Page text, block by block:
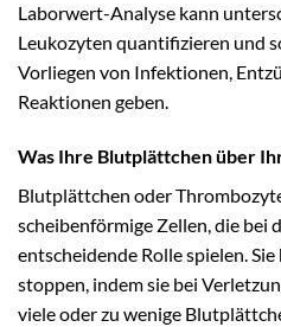
Laborwert-Analyse kann
Leukozyten quantifizieren und
Vorliegen von Infektionen,
Reaktionen geben.
Was Ihre Blutplättchen über
Blutplättchen oder
scheibenförmige Zellen, die bei
entscheidende Rolle spielen.
stoppen, indem sie bei
viele oder zu wenige